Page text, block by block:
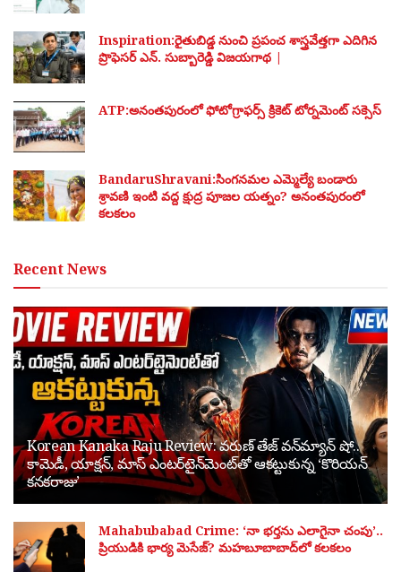
Inspiration:రైతుబిడ్డ నుంచి ప్రపంచ శాస్త్రవేత్తగా ఎదిగిన
ప్రొఫెసర్ ఎన్. సుబ్బారెడ్డి విజయగాథ |
ATP:అనంతపురంలో ఫోటోగ్రాఫర్స్ క్రికెట్ టోర్నమెంట్ సక్సెస్
BandaruShravani:సింగనమల ఎమ్మెల్యే బండారు
శ్రావణి ఇంటి వద్ద క్షుద్ర పూజల యత్నం? అనంతపురంలో
కలకలం
Recent News
Korean Kanaka Raju Review: వరుణ్ తేజ్ వన్‌మ్యాన్ షో..
కామెడీ, యాక్షన్, మాస్ ఎంటర్‌టైన్‌మెంట్‌తో ఆకట్టుకున్న ‘కొరియన్
కనకరాజు’
Mahabubabad Crime: ‘నా భర్తను ఎలాగైనా చంపు’..
ప్రియుడికి భార్య మెసేజ్? మహబూబాబాద్‌లో కలకలం